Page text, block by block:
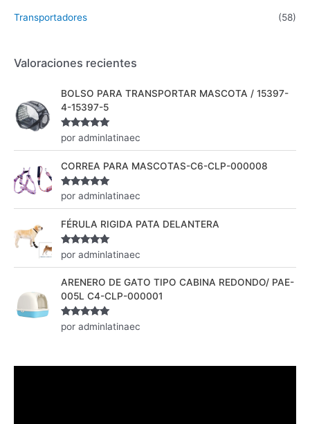
Transportadores (58)
Valoraciones recientes
BOLSO PARA TRANSPORTAR MASCOTA / 15397-
4-15397-5
Valorado
con
por adminlatinaec
CORREA PARA MASCOTAS-C6-CLP-000008
Valorado
con
por adminlatinaec
FÉRULA RIGIDA PATA DELANTERA
Valorado
con
por adminlatinaec
ARENERO DE GATO TIPO CABINA REDONDO/ PAE-
005L C4-CLP-000001
Valorado
con
por adminlatinaec